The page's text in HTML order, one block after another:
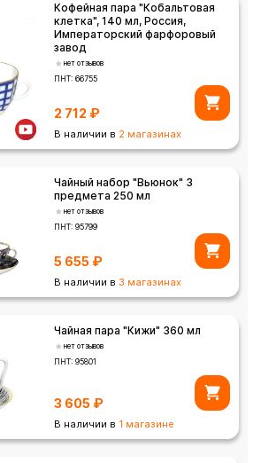
Кофейная пара "Кобальтовая
клетка", 140 мл, Россия,
Императорский фарфоровый
завод
нет отзывов
ПНТ:66755
2 712 ₽
В наличии в 2 магазинах
Чайный набор "Вьюнок" 3
предмета 250 мл
нет отзывов
ПНТ:95799
5 655 ₽
В наличии в 3 магазинах
Чайная пара "Кижи" 360 мл
нет отзывов
ПНТ:95801
3 605 ₽
В наличии в 1 магазине